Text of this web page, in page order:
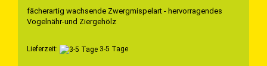
fächerartig wachsende Zwergmispelart - hervorragendes
Vogelnähr-und Ziergehölz
Lieferzeit: 3-5 Tage